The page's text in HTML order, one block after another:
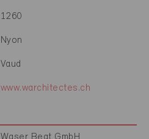
1260
Nyon
Vaud
www.warchitectes.ch